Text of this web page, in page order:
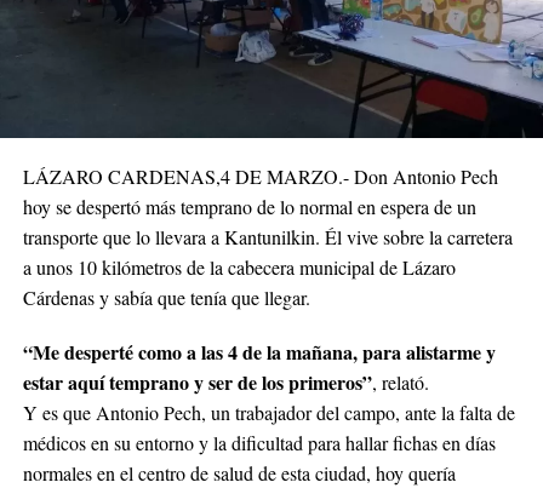
LÁZARO CARDENAS,4 DE MARZO.- Don Antonio Pech
hoy se despertó más temprano de lo normal en espera de un
transporte que lo llevara a Kantunilkin. Él vive sobre la carretera
a unos 10 kilómetros de la cabecera municipal de Lázaro
Cárdenas y sabía que tenía que llegar.
“Me desperté como a las 4 de la mañana, para alistarme y
estar aquí temprano y ser de los primeros”, relató.
Y es que Antonio Pech, un trabajador del campo, ante la falta de
médicos en su entorno y la dificultad para hallar fichas en días
normales en el centro de salud de esta ciudad, hoy quería